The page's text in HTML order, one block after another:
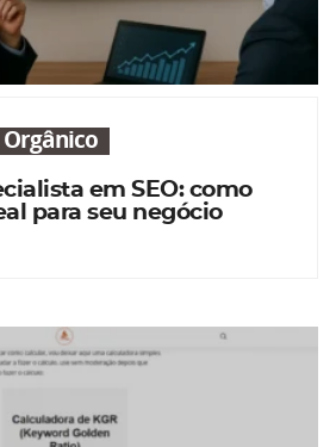
Orgânico
em SEO: como
para seu negócio